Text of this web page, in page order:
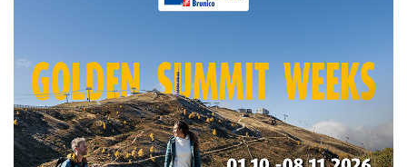
Im Tourenarchiv suchen
Region: